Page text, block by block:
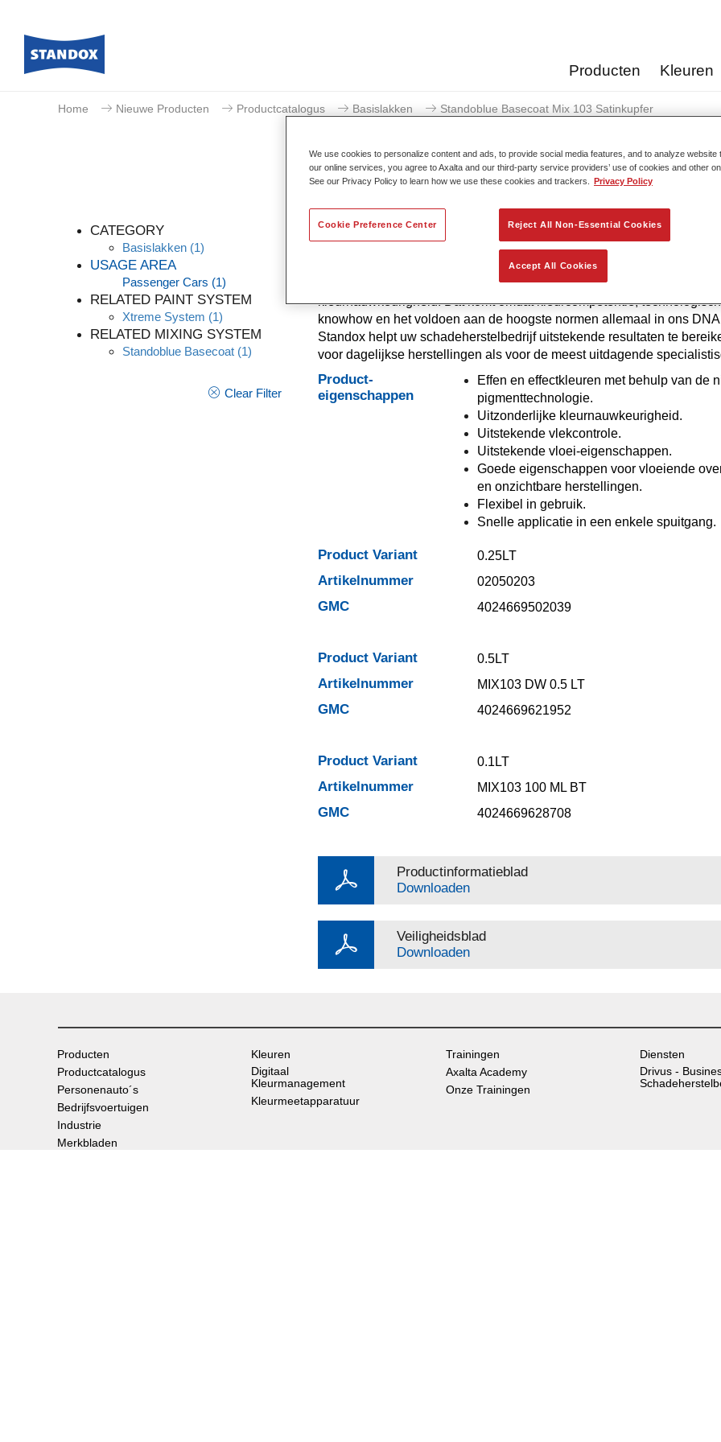
Producten Kleuren
Home Nieuwe Producten Productcatalogus Basislakken Standoblue Basecoat Mix 103 Satinkupfer
CATEGORY
Basislakken (1)
USAGE AREA
Passenger Cars (1)
RELATED PAINT SYSTEM
Xtreme System (1)
RELATED MIXING SYSTEM
Standoblue Basecoat (1)
Clear Filter
Standoblue Basecoat
Dankzij de continue ontwikkeling biedt Standoblue Basislak de hoogste
kleurnauwkeurigheid. Dat komt omdat kleurcompetentie,
knowhow en het voldoen aan de hoogste normen allemaal in ons DNA
Standox helpt uw ​​schadeherstelbedrijf uitstekende resultaten te
voor dagelijkse herstellingen als voor de meest uitdagende
Product-
eigenschappen
Effen en effectkleuren met behulp van de
pigmenttechnologie.
Uitzonderlijke kleurnauwkeurigheid.
Uitstekende vlekcontrole.
Uitstekende vloei-eigenschappen.
Goede eigenschappen voor vloeiende
en onzichtbare herstellingen.
Flexibel in gebruik.
Snelle applicatie in een enkele spuitgang.
Product Variant 0.25LT
Artikelnummer 02050203
GMC 4024669502039
Product Variant 0.5LT
Artikelnummer MIX103 DW 0.5 LT
GMC 4024669621952
Product Variant 0.1LT
Artikelnummer MIX103 100 ML BT
GMC 4024669628708
Productinformatieblad
Downloaden
Veiligheidsblad
Downloaden
Producten
Productcatalogus
Personenauto´s
Bedrijfsvoertuigen
Industrie
Merkbladen
Kleuren
Digitaal
Kleurmanagement
Kleurmeetapparatuur
Trainingen
Axalta Academy
Onze Trainingen
Diensten
Drivus -
We use cookies to personalize content and ads, to provide social media features, and to analyze website
our online services, you agree to Axalta and our third-party service providers’ use of cookies and other
See our Privacy Policy to learn how we use these cookies and trackers.
Privacy Policy
Reject All Non-Essential Cookies
Accept All Cookies
Cookie Preference Center